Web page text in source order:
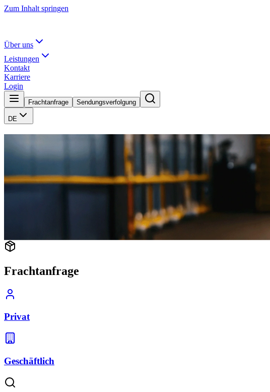
Zum Inhalt springen
Über uns
Leistungen
Kontakt
Karriere
Login
Frachtanfrage Sendungsverfolgung
DE
Weltweit vernetzt –
persönlich nah, fachlich stark.
Wir transportieren Güter zuverlässig und effizient — von Stück- und Sammelgut
Service.
Frachtanfrage
Privat
Geschäftlich